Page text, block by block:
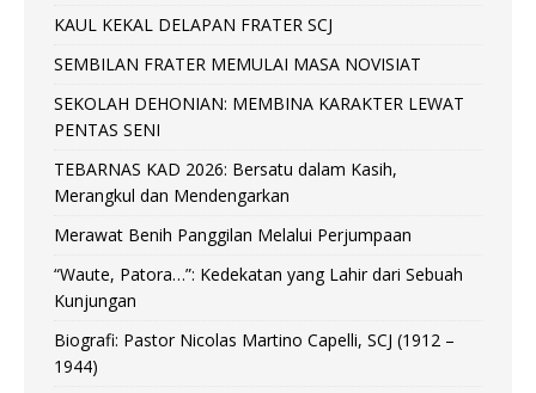
KAUL KEKAL DELAPAN FRATER SCJ
SEMBILAN FRATER MEMULAI MASA NOVISIAT
SEKOLAH DEHONIAN: MEMBINA KARAKTER LEWAT
PENTAS SENI
TEBARNAS KAD 2026: Bersatu dalam Kasih,
Merangkul dan Mendengarkan
Merawat Benih Panggilan Melalui Perjumpaan
“Waute, Patora…”: Kedekatan yang Lahir dari Sebuah
Kunjungan
Biografi: Pastor Nicolas Martino Capelli, SCJ (1912 –
1944)